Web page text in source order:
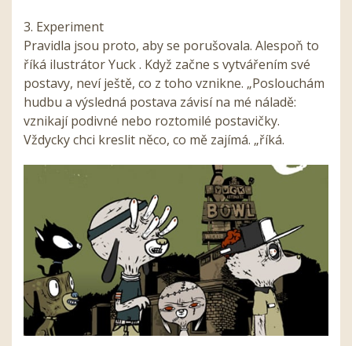
3. Experiment
Pravidla jsou proto, aby se porušovala. Alespoň to
říká ilustrátor Yuck . Když začne s vytvářením své
postavy, neví ještě, co z toho vznikne. „Poslouchám
hudbu a výsledná postava závisí na mé náladě:
vznikají podivné nebo roztomilé postavičky.
Vždycky chci kreslit něco, co mě zajímá. „říká.